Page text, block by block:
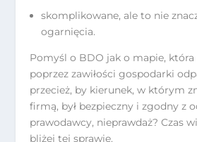
skomplikowane, ale to nie
ogarnięcia.
Pomyśl o BDO jak o mapie, która
poprzez zawiłości gospodarki
przecież, by kierunek, w którym
firmą, był bezpieczny i zgodny z
prawodawcy, nieprawdaż? Czas
bliżej tej sprawie.